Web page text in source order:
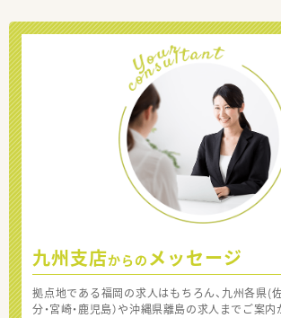
九州支店からの メッセージ
拠点地である福岡の求人はもちろん、九州各県(佐
分・宮崎・鹿児島）や沖縄県離島の求人までご案内